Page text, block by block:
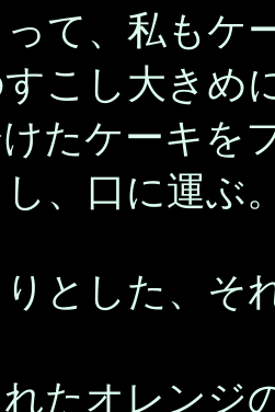
て、私もケ
こし大きめ
たケーキを
、口に運ぶ
とした、そ
たオレンジ